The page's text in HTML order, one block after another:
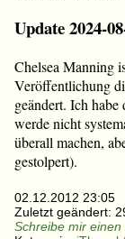
Update 2024-
Chelsea Manning
Veröffentlichung
geändert. Ich habe
werde nicht
überall machen,
gestolpert).
02.12.2012 23:05
Zuletzt geändert:
Schreibe mir